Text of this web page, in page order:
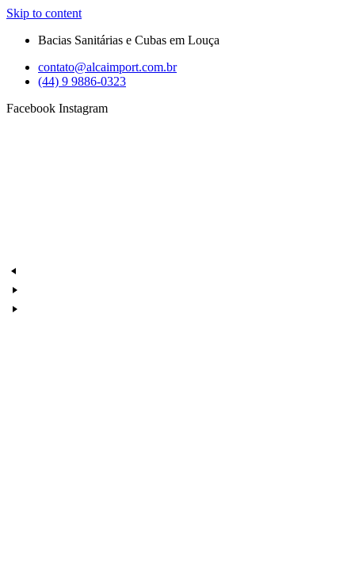
Skip to content
Bacias Sanitárias e Cubas em Louça
contato@alcaimport.com.br
(44) 9 9886-0323
Facebook Instagram